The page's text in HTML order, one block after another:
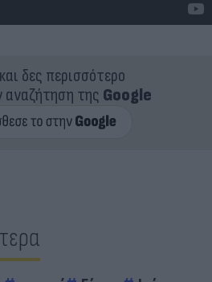
δες περισσότερο
αναζήτηση της Google